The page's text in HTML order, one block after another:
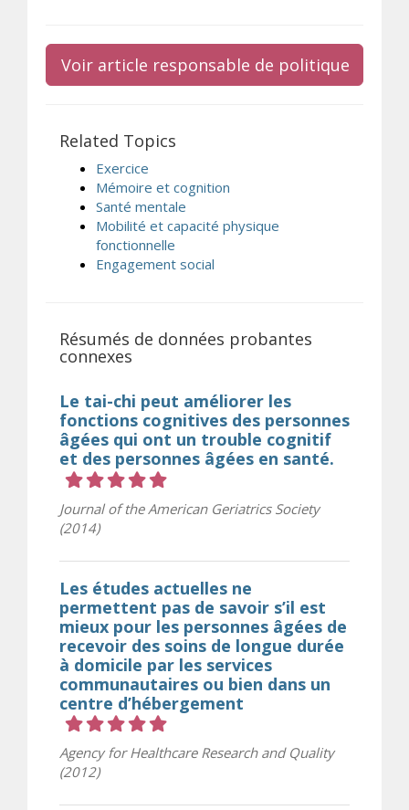
Voir article responsable de politique
Related Topics
Exercice
Mémoire et cognition
Santé mentale
Mobilité et capacité physique
fonctionnelle
Engagement social
Résumés de données probantes
connexes
Le tai-chi peut améliorer les
fonctions cognitives des personnes
âgées qui ont un trouble cognitif
et des personnes âgées en santé.
Journal of the American Geriatrics Society
(2014)
Les études actuelles ne
permettent pas de savoir s’il est
mieux pour les personnes âgées de
recevoir des soins de longue durée
à domicile par les services
communautaires ou bien dans un
centre d’hébergement
Agency for Healthcare Research and Quality
(2012)